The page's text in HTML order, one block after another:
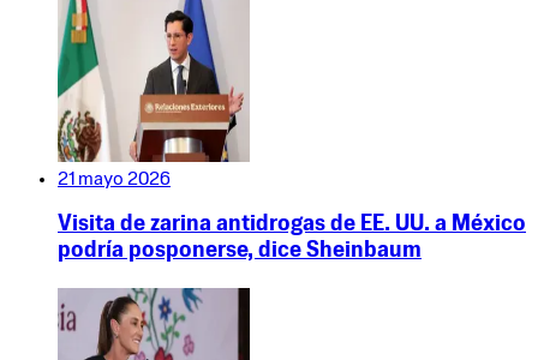
21 mayo 2026
Visita de zarina antidrogas de EE. UU. a México
podría posponerse, dice Sheinbaum